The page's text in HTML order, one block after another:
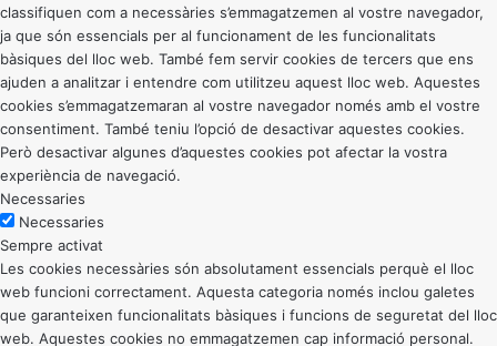
classifiquen com a necessàries s’emmagatzemen al vostre navegador,
ja que són essencials per al funcionament de les funcionalitats
bàsiques del lloc web. També fem servir cookies de tercers que ens
ajuden a analitzar i entendre com utilitzeu aquest lloc web. Aquestes
cookies s’emmagatzemaran al vostre navegador només amb el vostre
consentiment. També teniu l’opció de desactivar aquestes cookies.
Però desactivar algunes d’aquestes cookies pot afectar la vostra
experiència de navegació.
Necessaries
Necessaries
Sempre activat
Les cookies necessàries són absolutament essencials perquè el lloc
web funcioni correctament. Aquesta categoria només inclou galetes
que garanteixen funcionalitats bàsiques i funcions de seguretat del lloc
web. Aquestes cookies no emmagatzemen cap informació personal.